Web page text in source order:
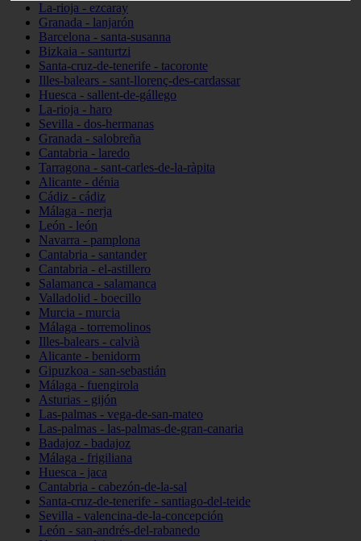
La-rioja - ezcaray
Granada - lanjarón
Barcelona - santa-susanna
Bizkaia - santurtzi
Santa-cruz-de-tenerife - tacoronte
Illes-balears - sant-llorenç-des-cardassar
Huesca - sallent-de-gállego
La-rioja - haro
Sevilla - dos-hermanas
Granada - salobreña
Cantabria - laredo
Tarragona - sant-carles-de-la-ràpita
Alicante - dénia
Cádiz - cádiz
Málaga - nerja
León - león
Navarra - pamplona
Cantabria - santander
Cantabria - el-astillero
Salamanca - salamanca
Valladolid - boecillo
Murcia - murcia
Málaga - torremolinos
Illes-balears - calvià
Alicante - benidorm
Gipuzkoa - san-sebastián
Málaga - fuengirola
Asturias - gijón
Las-palmas - vega-de-san-mateo
Las-palmas - las-palmas-de-gran-canaria
Badajoz - badajoz
Málaga - frigiliana
Huesca - jaca
Cantabria - cabezón-de-la-sal
Santa-cruz-de-tenerife - santiago-del-teide
Sevilla - valencina-de-la-concepción
León - san-andrés-del-rabanedo